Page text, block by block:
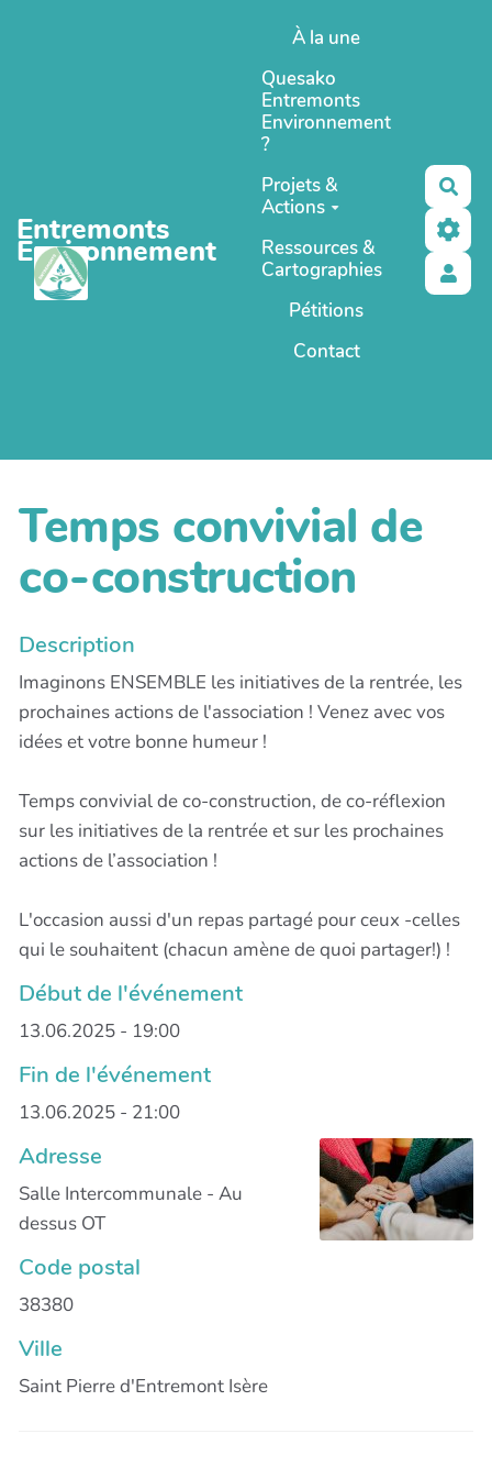
Entremonts
Environnement
À la une
Quesako
Entremonts
Environnement
?
Projets &
Actions
Ressources &
Cartographies
Pétitions
Contact
Temps convivial de
co-construction
Description
Imaginons ENSEMBLE les initiatives de la rentrée, les
prochaines actions de l'association ! Venez avec vos
idées et votre bonne humeur !
Temps convivial de co-construction, de co-réflexion
sur les initiatives de la rentrée et sur les prochaines
actions de l’association !
L'occasion aussi d'un repas partagé pour ceux -celles
qui le souhaitent (chacun amène de quoi partager!) !
Début de l'événement
13.06.2025 - 19:00
Fin de l'événement
13.06.2025 - 21:00
Adresse
Salle Intercommunale - Au
dessus OT
Code postal
38380
Ville
Saint Pierre d'Entremont Isère